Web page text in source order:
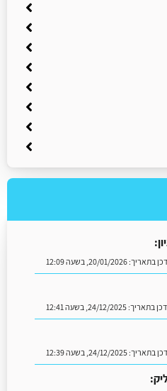
בתאריך:20/01/2026, בשעה 12:09
בתאריך:24/12/2025, בשעה 12:41
בתאריך:24/12/2025, בשעה 12:39